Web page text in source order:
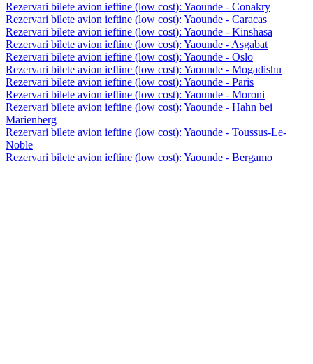
Rezervari bilete avion ieftine (low cost): Yaounde - Conakry
Rezervari bilete avion ieftine (low cost): Yaounde - Caracas
Rezervari bilete avion ieftine (low cost): Yaounde - Kinshasa
Rezervari bilete avion ieftine (low cost): Yaounde - Asgabat
Rezervari bilete avion ieftine (low cost): Yaounde - Oslo
Rezervari bilete avion ieftine (low cost): Yaounde - Mogadishu
Rezervari bilete avion ieftine (low cost): Yaounde - Paris
Rezervari bilete avion ieftine (low cost): Yaounde - Moroni
Rezervari bilete avion ieftine (low cost): Yaounde - Hahn bei
Marienberg
Rezervari bilete avion ieftine (low cost): Yaounde - Toussus-Le-
Noble
Rezervari bilete avion ieftine (low cost): Yaounde - Bergamo